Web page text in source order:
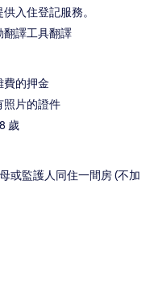
入住登記服務。
翻譯工具翻譯
費的押金
照片的證件
歲
或監護人同住一間房 (不加